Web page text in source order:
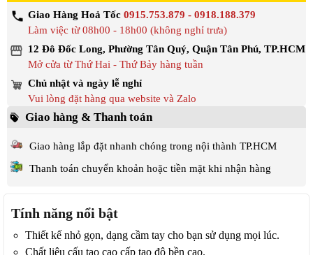
Giao Hàng Hoả Tốc 0915.753.879 - 0918.188.379
Làm việc từ 08h00 - 18h00 (không nghỉ trưa)
12 Đô Đốc Long, Phường Tân Quý, Quận Tân Phú, TP.HCM
Mở cửa từ Thứ Hai - Thứ Bảy hàng tuần
Chủ nhật và ngày lễ nghỉ
Vui lòng đặt hàng qua website và Zalo
Giao hàng & Thanh toán
Giao hàng lắp đặt nhanh chóng trong nội thành TP.HCM
Thanh toán chuyển khoản hoặc tiền mặt khi nhận hàng
Tính năng nổi bật
Thiết kế nhỏ gọn, dạng cầm tay cho bạn sử dụng mọi lúc.
Chất liệu cấu tạo cao cấp tạo độ bền cao.